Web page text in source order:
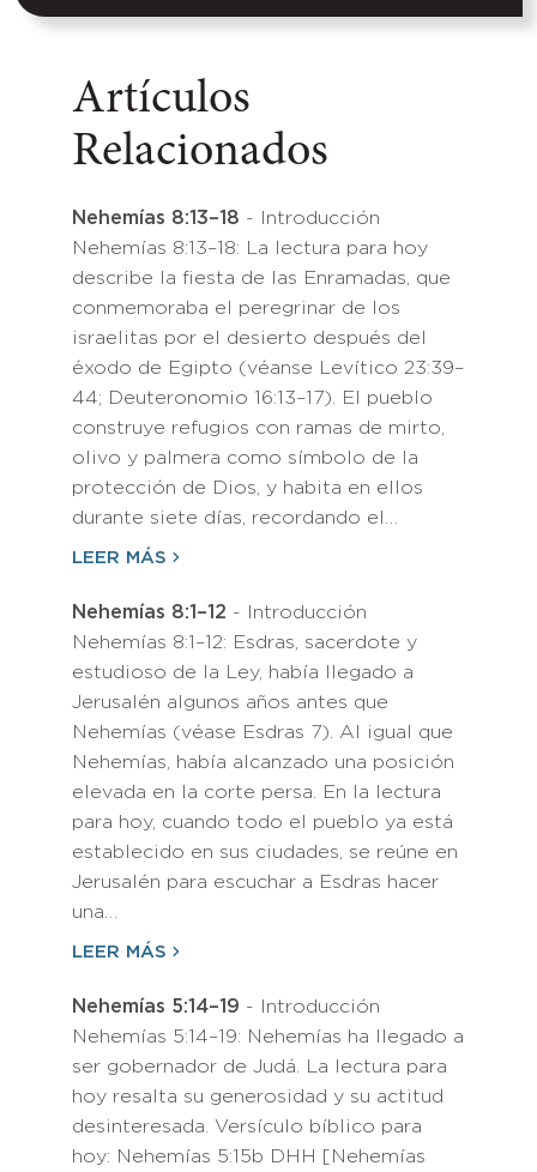
Artículos
Relacionados
Nehemías 8:13–18 - Introducción
Nehemías 8:13–18: La lectura para hoy
describe la fiesta de las Enramadas, que
conmemoraba el peregrinar de los
israelitas por el desierto después del
éxodo de Egipto (véanse Levítico 23:39–
44; Deuteronomio 16:13–17). El pueblo
construye refugios con ramas de mirto,
olivo y palmera como símbolo de la
protección de Dios, y habita en ellos
durante siete días, recordando el…
LEER MÁS
Nehemías 8:1–12 - Introducción
Nehemías 8:1–12: Esdras, sacerdote y
estudioso de la Ley, había llegado a
Jerusalén algunos años antes que
Nehemías (véase Esdras 7). Al igual que
Nehemías, había alcanzado una posición
elevada en la corte persa. En la lectura
para hoy, cuando todo el pueblo ya está
establecido en sus ciudades, se reúne en
Jerusalén para escuchar a Esdras hacer
una…
LEER MÁS
Nehemías 5:14–19 - Introducción
Nehemías 5:14–19: Nehemías ha llegado a
ser gobernador de Judá. La lectura para
hoy resalta su generosidad y su actitud
desinteresada. Versículo bíblico para
hoy: Nehemías 5:15b DHH [Nehemías